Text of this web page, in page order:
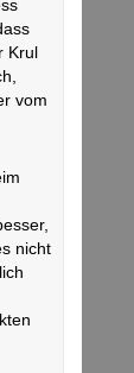
Krul
vom
nicht